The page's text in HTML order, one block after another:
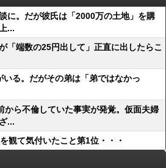
に。だが彼氏は「2000万の土地」を購
...
「端数の25円出して」正直に出したらこ
る。だがその弟は「弟ではなかっ
から不倫していた事実が発覚。仮面夫婦
...
観て気付いたこと第1位・・・